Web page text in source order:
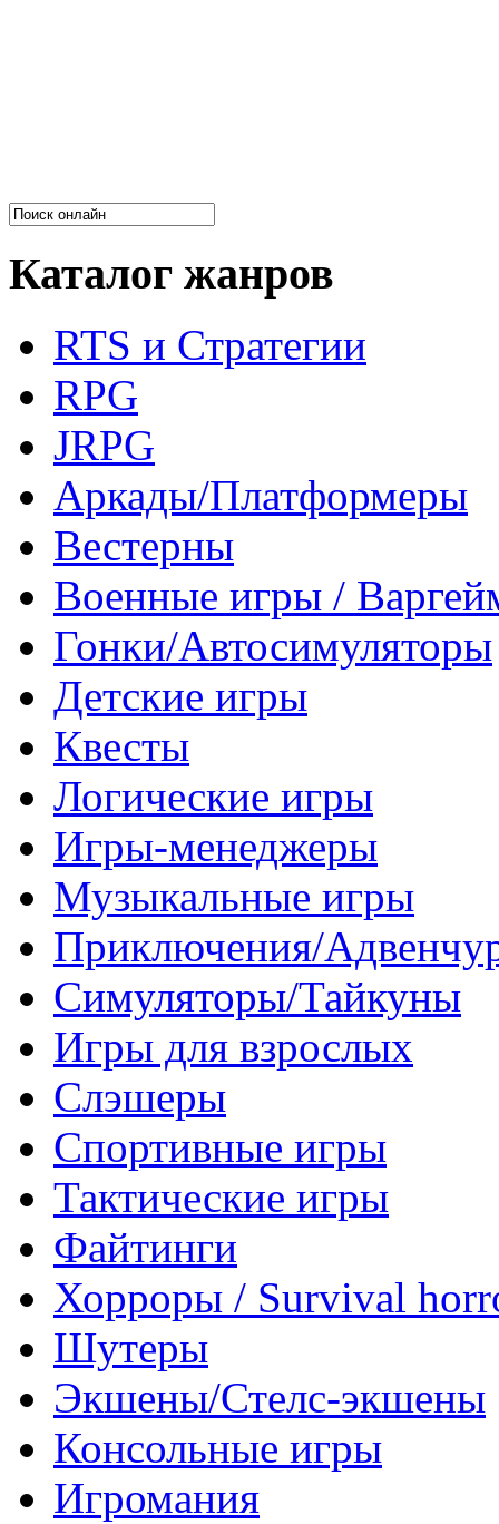
Каталог жанров
RTS и Стратегии
RPG
JRPG
Аркады/Платформеры
Вестерны
Военные игры /
Гонки/Автосимуляторы
Детские игры
Квесты
Логические игры
Игры-менеджеры
Музыкальные игры
Приключения/
Симуляторы/Тайкуны
Игры для взрослых
Слэшеры
Спортивные игры
Тактические игры
Файтинги
Хорроры / Survival
Шутеры
Экшены/Стелс-экшены
Консольные игры
Игромания